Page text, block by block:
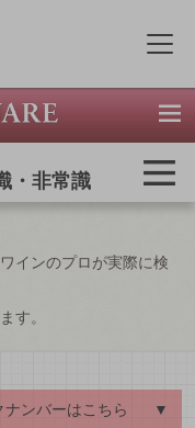
メ
・非常識
インのプロが実際に検
す。
ナンバーはこちら ▼